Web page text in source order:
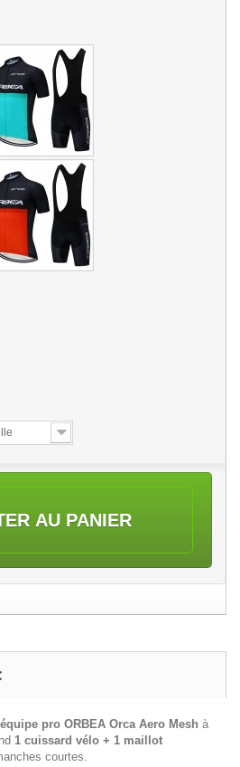
AU PANIER
pro ORBEA Orca Aero Mesh à
1 cuissard vélo + 1 maillot
courtes.